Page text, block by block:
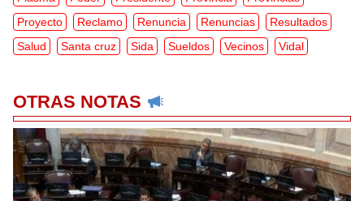
Proyecto
Reclamo Renuncia Renuncias
Resultados
Salud
Santa cruz Sida Sueldos Vecinos Vidal
OTRAS NOTAS